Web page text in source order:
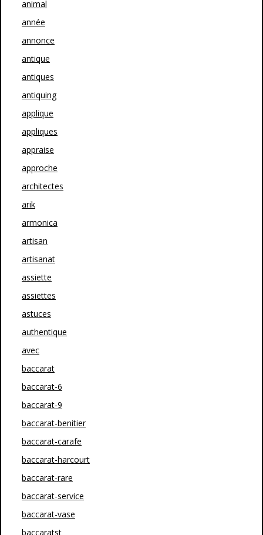
animal
année
annonce
antique
antiques
antiquing
applique
appliques
appraise
approche
architectes
arik
armonica
artisan
artisanat
assiette
assiettes
astuces
authentique
avec
baccarat
baccarat-6
baccarat-9
baccarat-benitier
baccarat-carafe
baccarat-harcourt
baccarat-rare
baccarat-service
baccarat-vase
baccaratst